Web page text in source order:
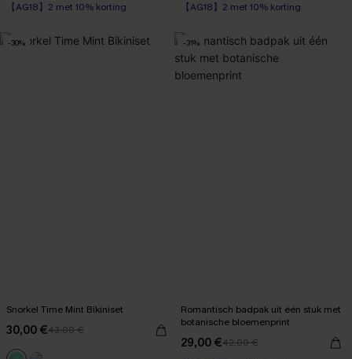
High Waist
【AG18】2 met 10% korting
-30%
Snorkel Time Mint Bikiniset
30,00 €43,00 €
-31%
Romantisch badpak uit één stuk met
botanische bloemenprint
29,00 €42,00 €